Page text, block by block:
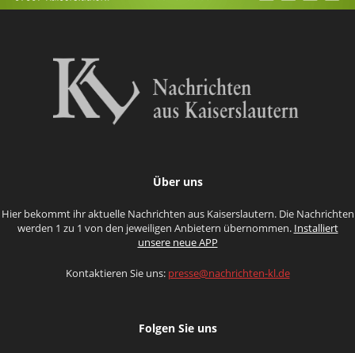
Über uns
Hier bekommt ihr aktuelle Nachrichten aus Kaiserslautern. Die Nachrichten
werden 1 zu 1 von den jeweiligen Anbietern übernommen. Installiert
unsere neue APP
Kontaktieren Sie uns: presse@nachrichten-kl.de
Folgen Sie uns